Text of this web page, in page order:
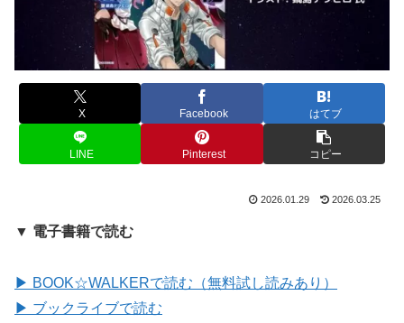
X Facebook はてブ
LINE Pinterest コピー
2026.01.29 2026.03.25
▼ 電子書籍で読む
▶ BOOK☆WALKERで読む（無料試し読みあり）
▶ ブックライブで読む